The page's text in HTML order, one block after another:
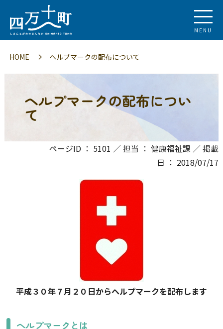
MENU
HOME ヘルプマークの配布について
ヘルプマークの配布につい
て
ページID ： 5101 ／ 担当 ： 健康福祉課 ／ 掲載
日 ： 2018/07/17
平成３０年７月２０日からヘルプマークを配布します
ヘルプマークとは